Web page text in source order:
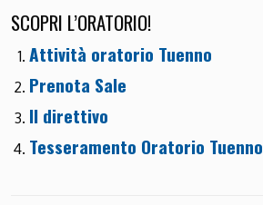
SCOPRI L’ORATORIO!
Attività oratorio Tuenno
Prenota Sale
Il direttivo
Tesseramento Oratorio Tuenno